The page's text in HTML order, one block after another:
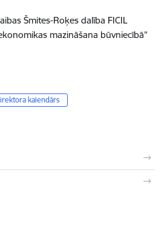
Šmites-Roķes dalība FICIL
mazināšana būvniecībā”
kalendārs